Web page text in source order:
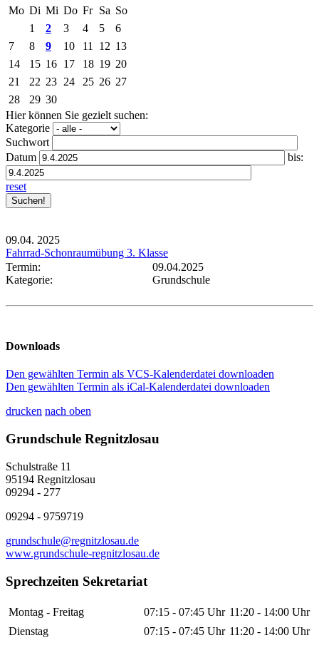
Mo Di Mi Do Fr Sa So
1
2 3 4 5
6
7
8 9 10 11 12 13
14
15 16 17 18 19 20
21
22 23 24 25 26 27
28
29 30
Hier können Sie gezielt suchen:
Kategorie
Suchwort
Datum
bis:
reset
09.04. 2025
Fahrrad-Schonraumübung 3. Klasse
Termin:
09.04.2025
Kategorie:
Grundschule
Downloads
Den gewählten Termin als VCS-Kalenderdatei downloaden
Den gewählten Termin als iCal-Kalenderdatei downloaden
drucken nach oben
Grundschule Regnitzlosau
Schulstraße 11
95194 Regnitzlosau
09294 - 277
09294 - 9759719
grundschule@regnitzlosau.de
www.grundschule-regnitzlosau.de
Sprechzeiten Sekretariat
Montag - Freitag 07:15 - 07:45 Uhr 11:20 - 14:00 Uhr
Dienstag
07:15 - 07:45 Uhr 11:20 - 14:00 Uhr